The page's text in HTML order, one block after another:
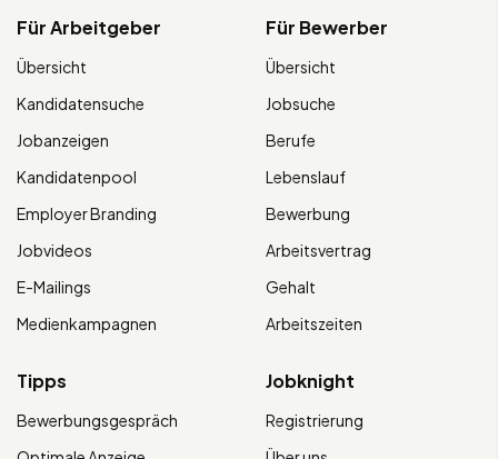
Für Arbeitgeber
Übersicht
Kandidatensuche
Jobanzeigen
Kandidatenpool
Employer Branding
Jobvideos
E-Mailings
Medienkampagnen
Für Bewerber
Übersicht
Jobsuche
Berufe
Lebenslauf
Bewerbung
Arbeitsvertrag
Gehalt
Arbeitszeiten
Tipps
Bewerbungsgespräch
Jobknight
Registrierung